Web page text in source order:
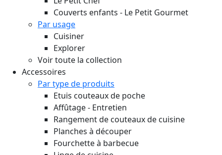
Couverts enfants - Le Petit Gourmet
Par usage
Cuisiner
Explorer
Voir toute la collection
Accessoires
Par type de produits
Etuis couteaux de poche
Affûtage - Entretien
Rangement de couteaux de cuisine
Planches à découper
Fourchette à barbecue